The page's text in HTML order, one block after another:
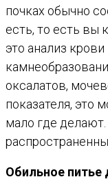
почках обычно
есть, то есть вы
это анализ
оксалатов,
показателя, это
мало где
Обильное питье